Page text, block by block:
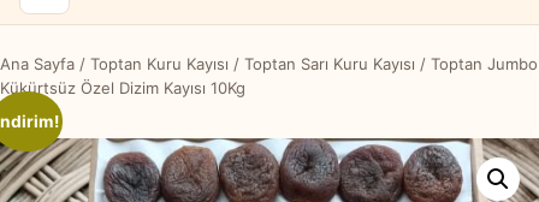
Ana Sayfa / Toptan Kuru Kayısı / Toptan Sarı Kuru Kayısı / Toptan Jumbo
Kükürtsüz Özel Dizim Kayısı 10Kg